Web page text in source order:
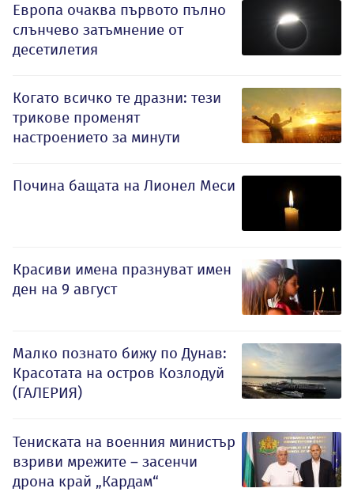
Европа очаква първото пълно
слънчево затъмнение от
десетилетия
Когато всичко те дразни: тези
трикове променят
настроението за минути
Почина бащата на Лионел Меси
Красиви имена празнуват имен
ден на 9 август
Малко познато бижу по Дунав:
Красотата на остров Козлодуй
(ГАЛЕРИЯ)
Тениската на военния министър
взриви мрежите – засенчи
дрона край „Кардам“